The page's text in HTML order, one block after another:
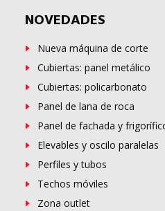
NOVEDADES
Nueva máquina de corte
Cubiertas: panel metálico
Cubiertas: policarbonato
Panel de lana de roca
Panel de fachada y
Elevables y oscilo paralelas
Perfiles y tubos
Techos móviles
Zona outlet